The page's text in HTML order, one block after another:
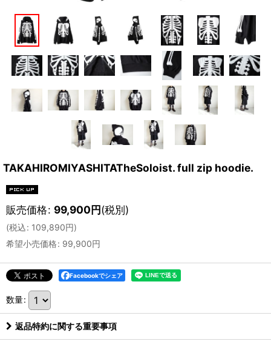
TAKAHIROMIYASHITATheSoloist. full zip hoodie.
販売価格: 99,900円(税別)
(税込: 109,890円)
希望小売価格: 99,900円
Facebookでシェア
数量:
返品特約に関する重要事項